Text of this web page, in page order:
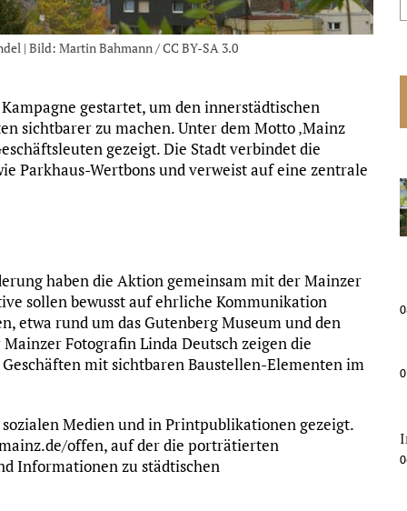
| Bild: Martin Bahmann / CC BY-SA 3.0
gestartet, um den innerstädtischen
sichtbarer zu machen. Unter dem Motto ‚Mainz
gezeigt. Die Stadt verbindet die
Parkhaus-Wertbons und verweist auf eine zentrale
haben die Aktion gemeinsam mit der Mainzer
sollen bewusst auf ehrliche Kommunikation
etwa rund um das Gutenberg Museum und den
Fotografin Linda Deutsch zeigen die
mit sichtbaren Baustellen-Elementen im
Medien und in Printpublikationen gezeigt.
offen, auf der die porträtierten
Informationen zu städtischen